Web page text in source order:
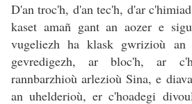
D'an troc'h, d'an tec'h, d'ar
kaset amañ gant an aozer e
vugeliezh ha klask gwrizioù an
gevredigezh, ar bloc'h, ar
rannbarzhioù arlezioù Sina, e
an uhelderioù, er c'hoadegi